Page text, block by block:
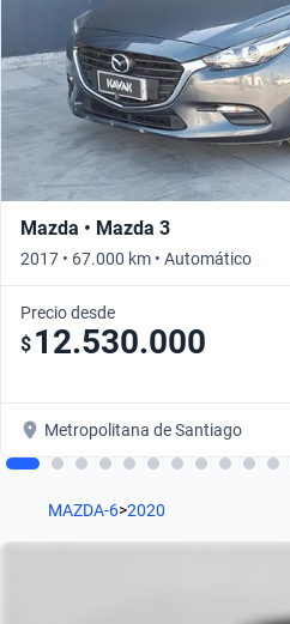
Mazda • Mazda 3
2017 • 67.000 km • Automático
Precio desde
$ 12.530.000
Metropolitana de Santiago
MAZDA-6>2020